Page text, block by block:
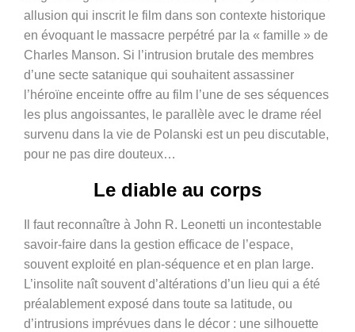
allusion qui inscrit le film dans son contexte historique
en évoquant le massacre perpétré par la « famille » de
Charles Manson. Si l’intrusion brutale des membres
d’une secte satanique qui souhaitent assassiner
l’héroïne enceinte offre au film l’une de ses séquences
les plus angoissantes, le parallèle avec le drame réel
survenu dans la vie de Polanski est un peu discutable,
pour ne pas dire douteux…
Le diable au corps
Il faut reconnaître à John R. Leonetti un incontestable
savoir-faire dans la gestion efficace de l’espace,
souvent exploité en plan-séquence et en plan large.
L’insolite naît souvent d’altérations d’un lieu qui a été
préalablement exposé dans toute sa latitude, ou
d’intrusions imprévues dans le décor : une silhouette